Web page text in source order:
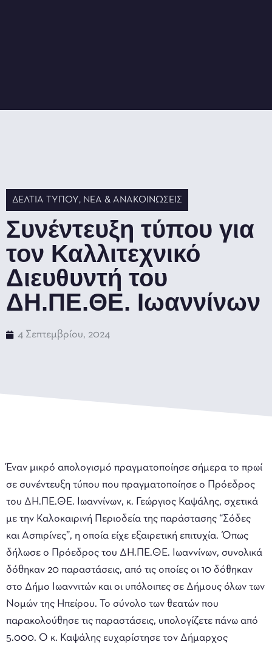
ΔΕΛΤΊΑ ΤΎΠΟΥ, ΝΈΑ & ΑΝΑΚΟΙΝΏΣΕΙΣ
Συνέντευξη τύπου για
τον Καλλιτεχνικό
Διευθυντή του
ΔΗ.ΠΕ.ΘΕ. Ιωαννίνων
4 Σεπτεμβρίου, 2024
Έναν μικρό απολογισμό πραγματοποίησε σήμερα το πρωί
σε συνέντευξη τύπου που πραγματοποίησε ο Πρόεδρος
του ΔΗ.ΠΕ.ΘΕ. Ιωαννίνων, κ. Γεώργιος Καψάλης, σχετικά
με την Καλοκαιρινή Περιοδεία της παράστασης “Σόδες
και Ασπιρίνες”, η οποία είχε εξαιρετική επιτυχία. Όπως
δήλωσε ο Πρόεδρος του ΔΗ.ΠΕ.ΘΕ. Ιωαννίνων, συνολικά
δόθηκαν 20 παραστάσεις, από τις οποίες οι 10 δόθηκαν
στο Δήμο Ιωαννιτών και οι υπόλοιπες σε Δήμους όλων των
Νομών της Ηπείρου. Το σύνολο των θεατών που
παρακολούθησε τις παραστάσεις, υπολογίζετε πάνω από
5.000. Ο κ. Καψάλης ευχαρίστησε τον Δήμαρχος